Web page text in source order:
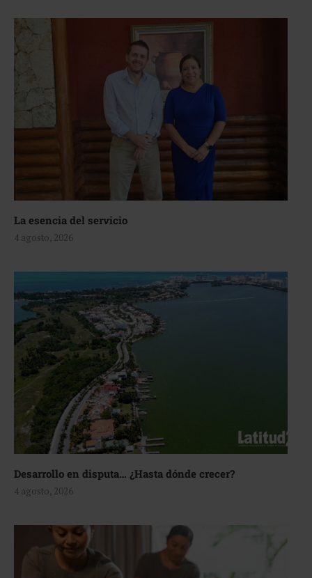
La esencia del servicio
4 agosto, 2026
Desarrollo en disputa… ¿Hasta dónde crecer?
4 agosto, 2026